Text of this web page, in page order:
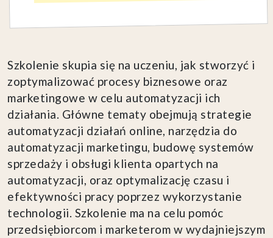
Szkolenie skupia się na uczeniu, jak stworzyć i
zoptymalizować procesy biznesowe oraz
marketingowe w celu automatyzacji ich
działania. Główne tematy obejmują strategie
automatyzacji działań online, narzędzia do
automatyzacji marketingu, budowę systemów
sprzedaży i obsługi klienta opartych na
automatyzacji, oraz optymalizację czasu i
efektywności pracy poprzez wykorzystanie
technologii. Szkolenie ma na celu pomóc
przedsiębiorcom i marketerom w wydajniejszym